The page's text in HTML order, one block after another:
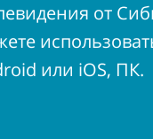
от
или iOS, ПК.